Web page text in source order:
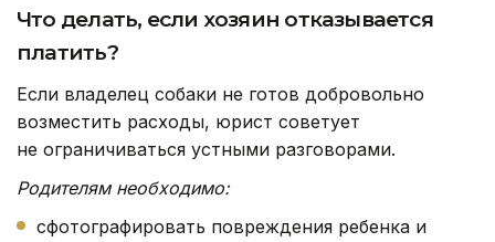
Что делать, если хозяин отказывается
платить?
Если владелец собаки не готов добровольно
возместить расходы, юрист советует
не ограничиваться устными разговорами.
Родителям необходимо:
сфотографировать повреждения ребенка и